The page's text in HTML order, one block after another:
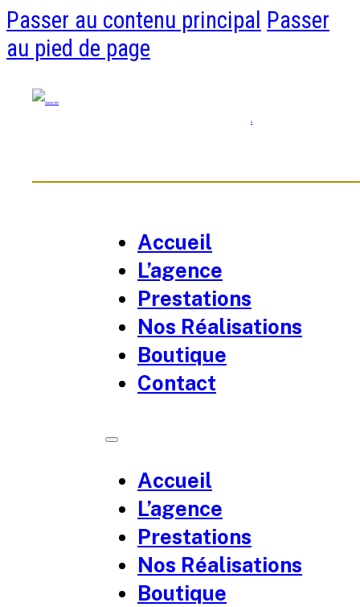
Passer au contenu principal Passer
au pied de page
0
Accueil
L’agence
Prestations
Nos Réalisations
Boutique
Contact
Accueil
L’agence
Prestations
Nos Réalisations
Boutique